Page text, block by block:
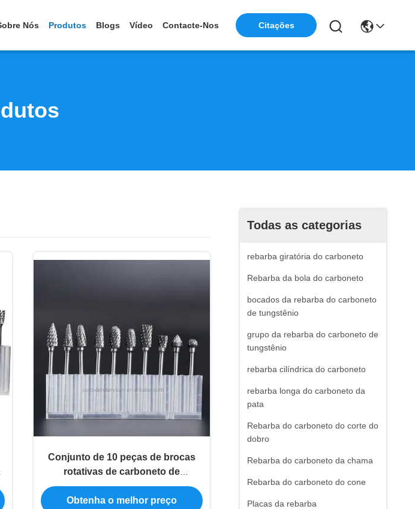
Nós Produtos Blogs Vídeo Contacte-Nos Citações
Todas as categorias
rebarba giratória do carboneto
Rebarba da bola do carboneto
bocados da rebarba do carboneto
de tungstênio
grupo da rebarba do carboneto de
tungstênio
rebarba cilíndrica do carboneto
rebarba longa do carboneto da
pata
Rebarba do carboneto do corte do
dobro
Rebarba do carboneto da chama
Rebarba do carboneto do cone
Placas da rebarba
Conjunto de 10 peças de brocas
rotativas de carboneto de
tungstênio de haste de 3mm com
corte duplo para polimento e
Obtenha o melhor preço